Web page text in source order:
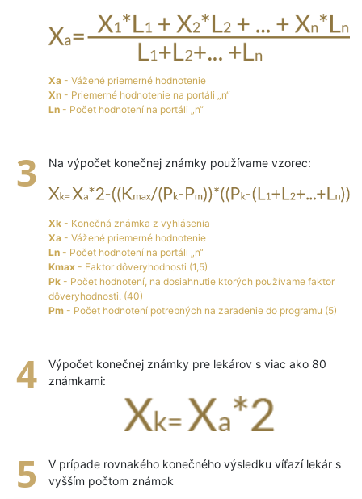
Xa - Vážené priemerné hodnotenie
Xn - Priemerné hodnotenie na portáli „n“
Ln - Počet hodnotení na portáli „n“
Na výpočet konečnej známky používame vzorec:
Xk - Konečná známka z vyhlásenia
Xa - Vážené priemerné hodnotenie
Ln - Počet hodnotení na portáli „n“
Kmax - Faktor dôveryhodnosti (1,5)
Pk - Počet hodnotení, na dosiahnutie ktorých používame faktor
dôveryhodnosti. (40)
Pm - Počet hodnotení potrebných na zaradenie do programu (5)
Výpočet konečnej známky pre lekárov s viac ako 80
známkami:
V prípade rovnakého konečného výsledku víťazí lekár s
vyšším počtom známok